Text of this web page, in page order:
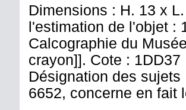
Dimensions : H. 13 x
l'estimation de l'objet :
Calcographie du
crayon]]. Cote :
Désignation des
6652, concerne en fait